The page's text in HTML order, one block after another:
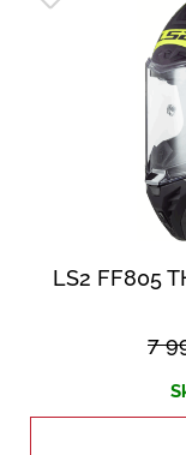
LS2 FF805
7